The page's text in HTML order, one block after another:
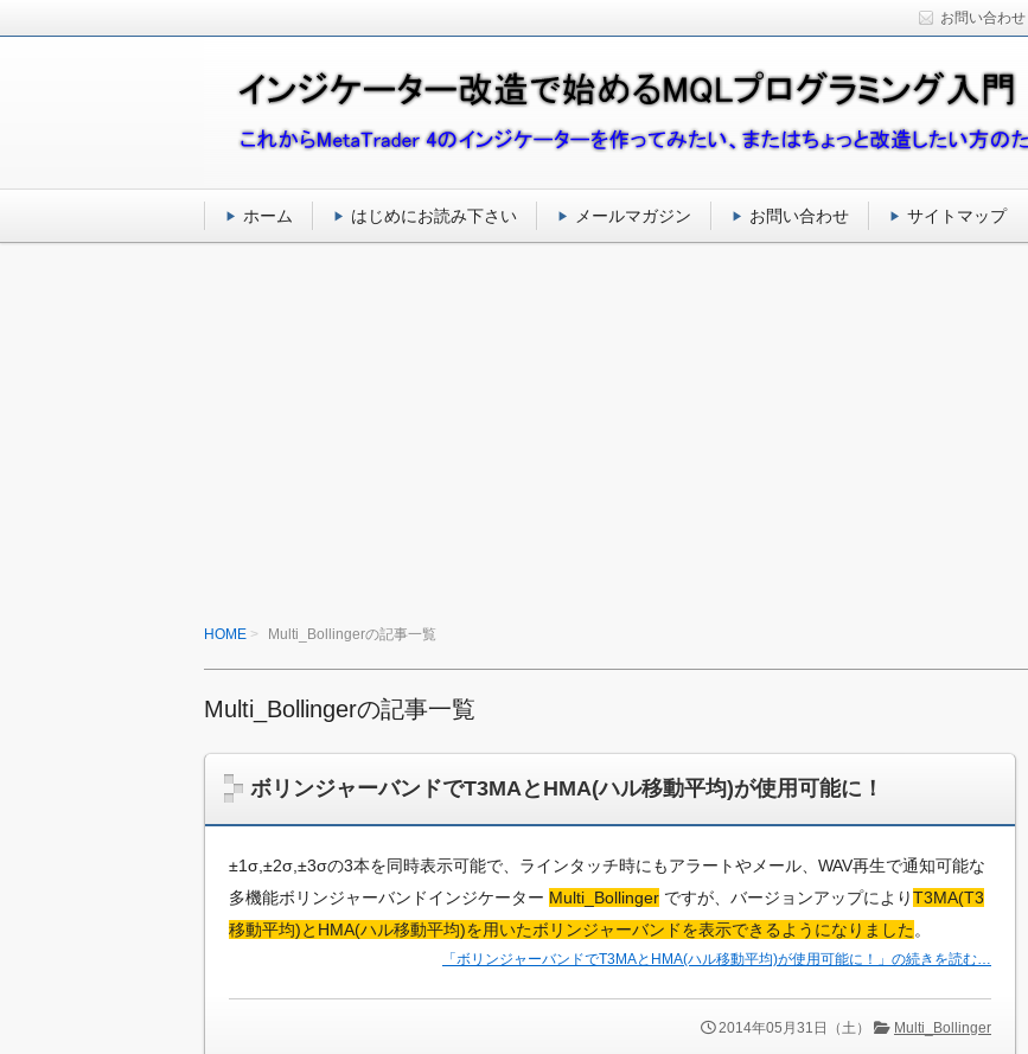
お問い合わせ
イ
ン
ケ
ー
L
ロ
グ
ラ
ミ
ン
か
M
a
T
ー
タ
ー
作
っ
て
た
い
、
ま
は
ホーム はじめにお読み下さい メールマガジン お問い合わせ サイトマップ
HOME Multi_Bollingerの記事一覧
Multi_Bollingerの記事一覧
ボリンジャーバンドでT3MAとHMA(ハル移動平均)が使用可能に！
±1σ,±2σ,±3σの3本を同時表示可能で、ラインタッチ時にもアラートやメール、WAV再生で通知可能な
多機能ボリンジャーバンドインジケーター Multi_Bollinger ですが、バージョンアップによりT3MA(T3
移動平均)とHMA(ハル移動平均)を用いたボリンジャーバンドを表示できるようになりました。
「ボリンジャーバンドでT3MAとHMA(ハル移動平均)が使用可能に！」の続きを読む…
2014年05月31日（土） Multi_Bollinger